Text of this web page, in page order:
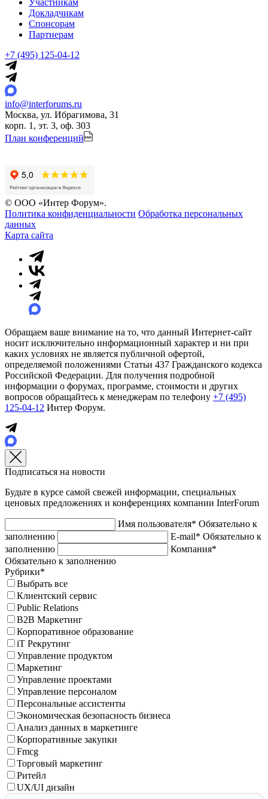
Докладчикам
Спонсорам
Партнерам
+7 (495) 125-04-12
info@interforums.ru
Москва, ул. Ибрагимова, 31
корп. 1, эт. 3, оф. 303
План конференций
© ООО «Интер Форум».
Политика конфиденциальности Обработка персональных
данных
Карта сайта
Обращаем ваше внимание на то, что данный Интернет-сайт
носит исключительно информационный характер и ни при
каких условиях не является публичной офертой,
определяемой положениями Статьи 437 Гражданского кодекса
Российской Федерации. Для получения подробной
информации о форумах, программе, стоимости и других
вопросов обращайтесь к менеджерам по телефону +7 (495)
125-04-12 Интер Форум.
Подписаться на новости
Будьте в курсе самой свежей информации, специальных
ценовых предложениях и конференциях компании InterForum
Имя пользователя* Обязательно к
заполнению
E-mail* Обязательно к
заполнению
Компания*
Обязательно к заполнению
Рубрики*
Выбрать все
Клиентский сервис
Public Relations
B2B Маркетинг
Корпоративное образование
iT Рекрутинг
Управление продуктом
Маркетинг
Управление проектами
Управление персоналом
Персональные ассистенты
Экономическая безопасность бизнеса
Анализ данных в маркетинге
Корпоративные закупки
Fmcg
Торговый маркетинг
Ритейл
UX/UI дизайн